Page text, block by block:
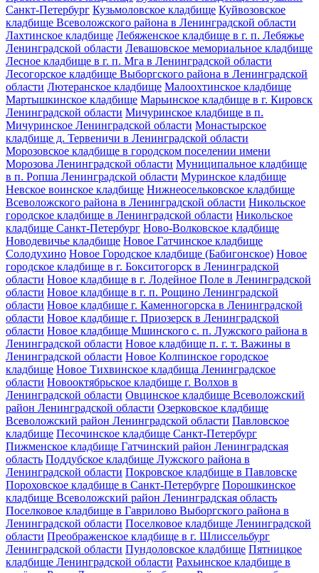
Санкт-Петербург Кузьмоловское кладбище Куйвозовское
кладбище Всеволожского района в Ленинградской области
Лахтинское кладбище Лебяженское кладбище в г. п. Лебяжье
Ленинградской области Левашовское мемориальное кладбище
Лесное кладбище в г. п. Мга в Ленинградской области
Лесогорское кладбище Выборгского района в Ленинградской
области Лютеранское кладбище Малоохтинское кладбище
Мартышкинское кладбище Марьинское кладбище в г. Кировск
Ленинградской области Мичуринское кладбище в п.
Мичуринское Ленинградской области Монастырское
кладбище д. Тервеничи в Ленинградской области
Морозовское кладбище в городском поселении имени
Морозова Ленинградской области Муниципальное кладбище
в п. Ропша Ленинградской области Муринское кладбище
Невское воинское кладбище Нижнеосельковское кладбище
Всеволожского района в Ленинградской области Никольское
городское кладбище в Ленинградской области Никольское
кладбище Санкт-Петербург Ново-Волковское кладбище
Новодевичье кладбище Новое Гатчинское кладбище
Солодухино Новое Городское кладбище (Бабигонское) Новое
городское кладбище в г. Бокситогорск в Ленинградской
области Новое кладбище в г. Лодейное Поле в Ленинградской
области Новое кладбище в г. п. Рощино Ленинградской
области Новое кладбище г. Каменногорска в Ленинградской
области Новое кладбище г. Приозерск в Ленинградской
области Новое кладбище Мшинского с. п. Лужского района в
Ленинградской области Новое кладбище п. г. т. Важины в
Ленинградской области Новое Колпинское городское
кладбище Новое Тихвинское кладбища Ленинградское
области Новооктябрьское кладбище г. Волхов в
Ленинградской области Овцинское кладбище Всеволожский
район Ленинградской области Озерковское кладбище
Всеволожский район Ленинградской области Павловское
кладбище Песочинское кладбище Санкт-Петербург
Пижменское кладбище Гатчинский район Ленинградская
область Поддубское кладбище Лужского района в
Ленинградской области Покровское кладбище в Павловске
Пороховское кладбище в Санкт-Петербурге Порошкинское
кладбище Всеволожский район Ленинградская область
Поселковое кладбище в Гаврилово Выборгского района в
Ленинградской области Поселковое кладбище Ленинградской
области Преображенское кладбище в г. Шлиссельбург
Ленинградской области Пундоловское кладбище Пятницкое
кладбище Ленинградской области Рахьинское кладбище в